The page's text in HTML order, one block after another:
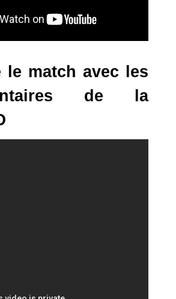
le match avec les
de la